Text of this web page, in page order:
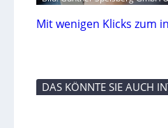
Mit wenigen Klicks zum
DAS KÖNNTE SIE AUCH